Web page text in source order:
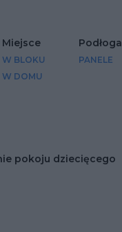
Miejsce
W BLOKU
W DOMU
Podłoga
PANELE
pokoju dziecięcego